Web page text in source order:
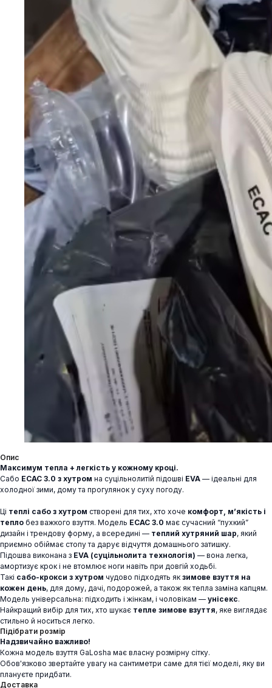
Опис
Максимум тепла + легкість у кожному кроці.
Сабо ECAC 3.0 з хутром на суцільнолитій підошві EVA — ідеальні для
холодної зими, дому та прогулянок у суху погоду.
Ці теплі сабо з хутром створені для тих, хто хоче комфорт, м’якість і
тепло без важкого взуття. Модель ECAC 3.0 має сучасний “пухкий”
дизайн і трендову форму, а всередині — теплий хутряний шар, який
приємно обіймає стопу та дарує відчуття домашнього затишку.
Підошва виконана з EVA (суцільнолита технологія) — вона легка,
амортизує крок і не втомлює ноги навіть при довгій ходьбі.
Такі сабо-крокси з хутром чудово підходять як зимове взуття на
кожен день, для дому, дачі, подорожей, а також як тепла заміна капцям.
Модель універсальна: підходить і жінкам, і чоловікам — унісекс.
Найкращий вибір для тих, хто шукає тепле зимове взуття, яке виглядає
стильно й носиться легко.
Підібрати розмір
Надзвичайно важливо!
Кожна модель взуття GaLosha має власну розмірну сітку.
Обов'язково звертайте увагу на сантиметри саме для тієї моделі, яку ви
плануєте придбати.
Доставка